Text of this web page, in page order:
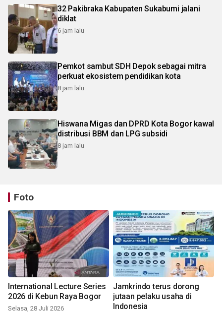
32 Pakibraka Kabupaten Sukabumi jalani
diklat
6 jam lalu
Pemkot sambut SDH Depok sebagai mitra
perkuat ekosistem pendidikan kota
8 jam lalu
Hiswana Migas dan DPRD Kota Bogor kawal
distribusi BBM dan LPG subsidi
8 jam lalu
Foto
International Lecture Series
2026 di Kebun Raya Bogor
Selasa, 28 Juli 2026
Jamkrindo terus dorong
jutaan pelaku usaha di
Indonesia